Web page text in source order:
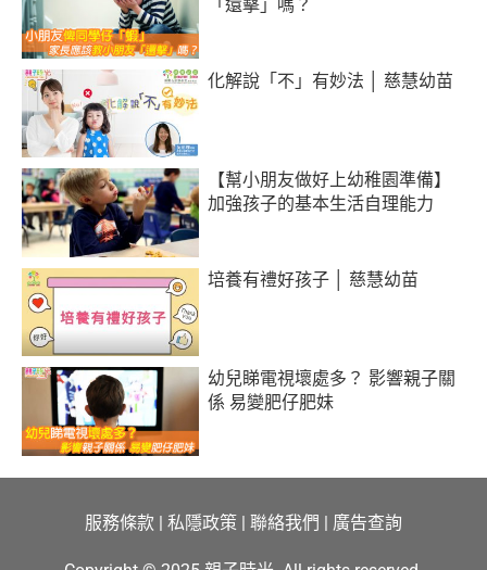
「還擊」嗎？
化解說「不」有妙法 │ 慈慧幼苗
【幫小朋友做好上幼稚園準備】
加強孩子的基本生活自理能力
培養有禮好孩子 │ 慈慧幼苗
幼兒睇電視壞處多？ 影響親子關
係 易變肥仔肥妹
服務條款 | 私隱政策 | 聯絡我們 | 廣告查詢